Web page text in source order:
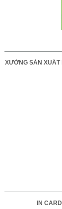
XƯỞNG SẢN XUẤT
IN